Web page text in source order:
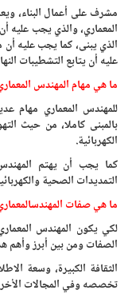
مشرف على أعمال البناء،
المعماري، والذي يجب عليه
الذي يبنى، كما يجب عليه
عليه أن يتابع التشطيبات
ما هي مهام المهندس
للمهندس المعماري مهام
بالمبنى كاملا، من حيث
الكهربائية.
كما يجب أن يهتم المهندس
التمديدات الصحية
ما هي صفات
لكي يكون المهندس
الصفات ومن بين أبرز وأهم
الثقافة الكبيرة، وسعة
تخصصه وفي المجالات